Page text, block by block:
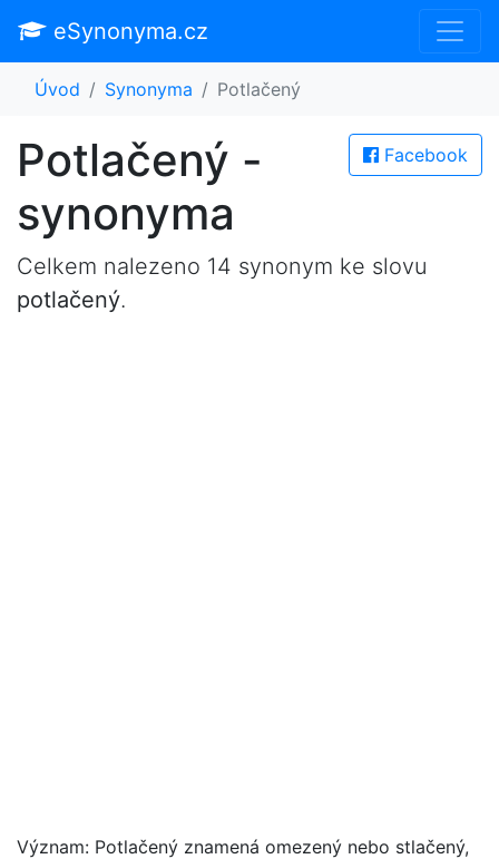
eSynonyma.cz
Úvod Synonyma Potlačený
Facebook
Potlačený -
synonyma
Celkem nalezeno 14 synonym ke slovu
potlačený.
Význam: Potlačený znamená omezený nebo stlačený,